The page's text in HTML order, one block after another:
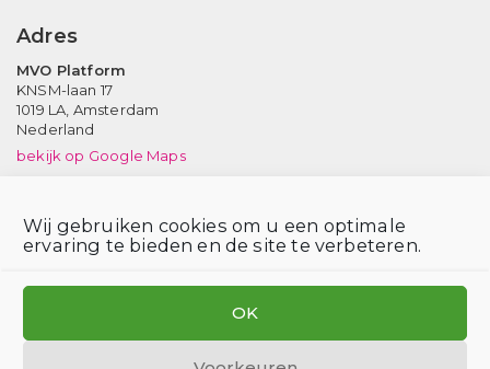
Wij gebruiken cookies om u een optimale
ervaring te bieden en de site te verbeteren.
OK
Adres
MVO Platform
KNSM-laan 17
1019 LA, Amsterdam
Nederland
bekijk op Google Maps
Tel: (020) 639 12 91 (ma-vr, 9-17 uur)
Email:info@mvoplatform.nl
V
V
V